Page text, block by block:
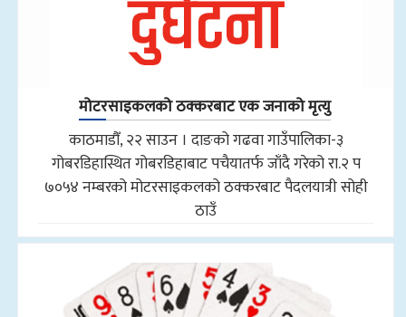
मोटरसाइकलको ठक्करबाट एक जनाको मृत्यु
काठमाडौँ, २२ साउन । दाङको गढवा गाउँपालिका-३
गोबरडिहास्थित गोबरडिहाबाट पचैयातर्फ जाँदै गरेको रा.२ प
७०५४ नम्बरको मोटरसाइकलको ठक्करबाट पैदलयात्री सोही
ठाउँ